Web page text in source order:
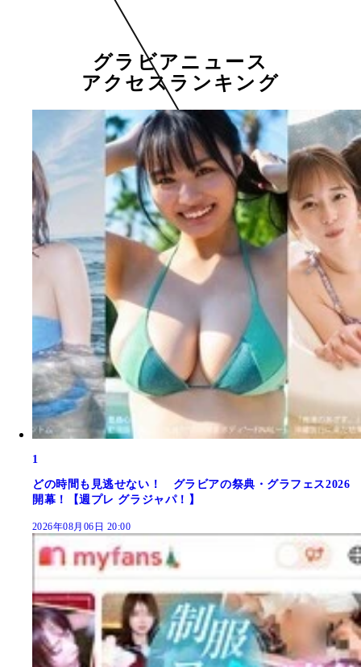
グラビアニュース
アクセスランキング
1
どの時間も見逃せない！ グラビアの祭典・グラフェス2026
開幕！【週プレ グラジャパ！】
2026年08月06日 20:00